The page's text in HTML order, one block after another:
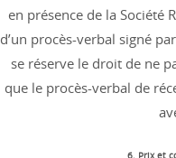
en présence de la Société
d’un procès-verbal signé
se réserve le droit de ne
que le procès-verbal de
6. Prix et